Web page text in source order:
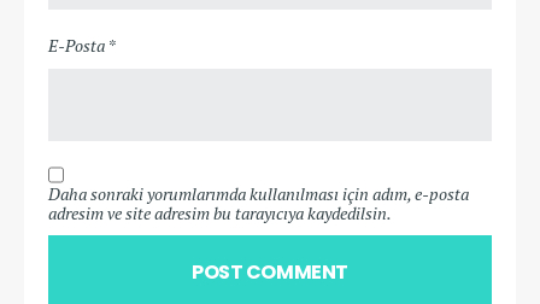
E-Posta *
Daha sonraki yorumlarımda kullanılması için adım, e-posta
adresim ve site adresim bu tarayıcıya kaydedilsin.